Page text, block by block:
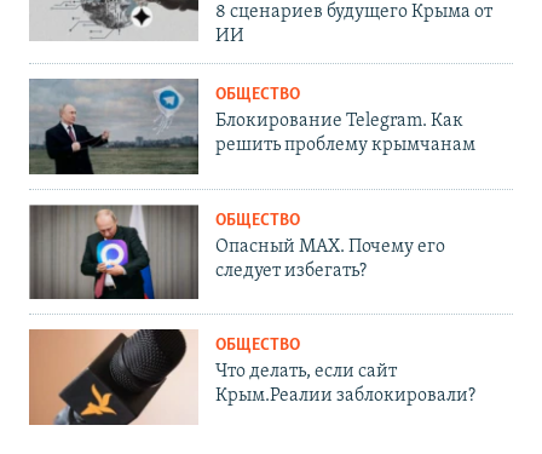
8 сценариев будущего Крыма от
ИИ
ОБЩЕСТВО
Блокирование Telegram. Как
решить проблему крымчанам
ОБЩЕСТВО
Опасный MAX. Почему его
следует избегать?
ОБЩЕСТВО
Что делать, если сайт
Крым.Реалии заблокировали?